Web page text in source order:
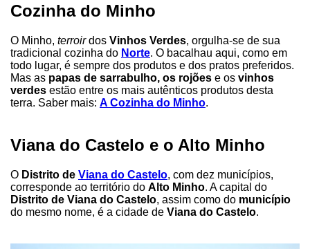
Cozinha do Minho
O Minho, terroirdos Vinhos Verdes, orgulha-se de sua
tradicional cozinha do Norte. O bacalhau aqui, como em
todo lugar, é sempre dos produtos e dos pratos preferidos.
Mas as papas de sarrabulho, os rojões e os vinhos
verdes estão entre os mais autênticos produtos desta
terra. Saber mais: A Cozinha do Minho.
Viana do Castelo e o Alto Minho
O Distrito de Viana do Castelo, com dez municípios,
corresponde ao território do Alto Minho. A capital do
Distrito de Viana do Castelo, assim como do município
do mesmo nome, é a cidade de Viana do Castelo.